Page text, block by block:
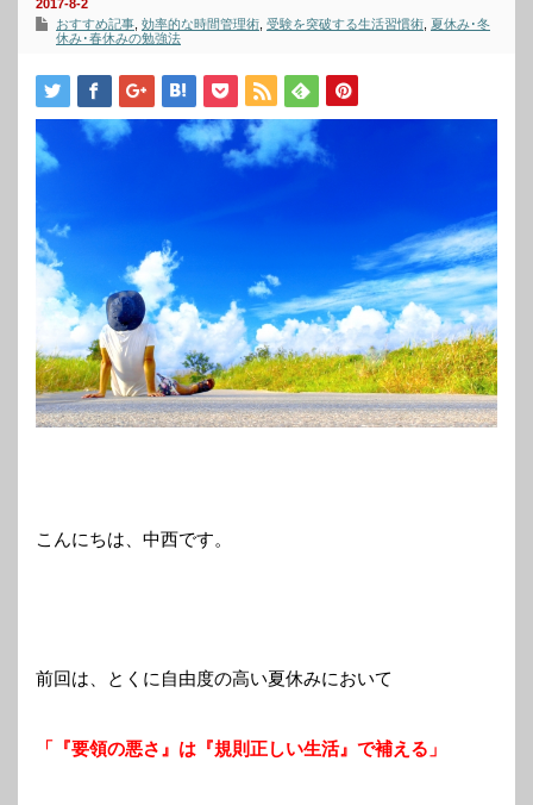
2017-8-2
おすすめ記事 効率的な時間管理術 受験を突破する生活習慣術 夏休み･冬
休み･春休みの勉強法
こんにちは、中西です。
前回は、とくに自由度の高い夏休みにおいて
「『要領の悪さ』は『規則正しい生活』で補える」